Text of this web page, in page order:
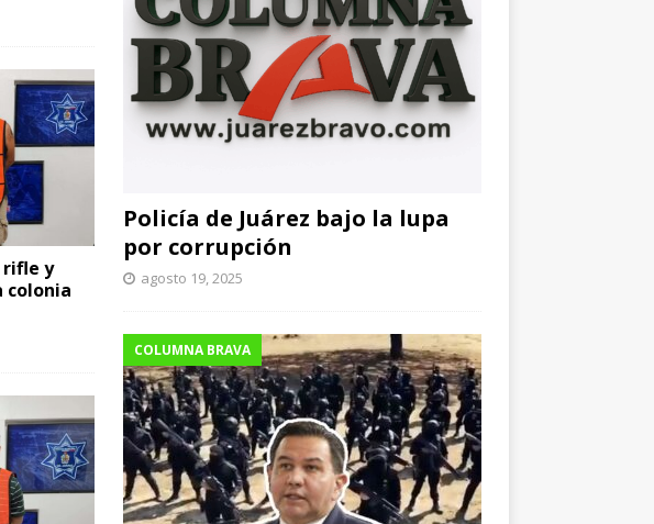
rifle y
colonia
Policía de Juárez bajo la lupa
por corrupción
agosto 19, 2025
COLUMNA BRAVA